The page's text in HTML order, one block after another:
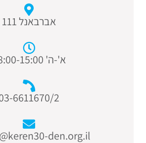
אברבאנל 111
א'-ה' 08:00-15:00
6611670/2
den.org.il